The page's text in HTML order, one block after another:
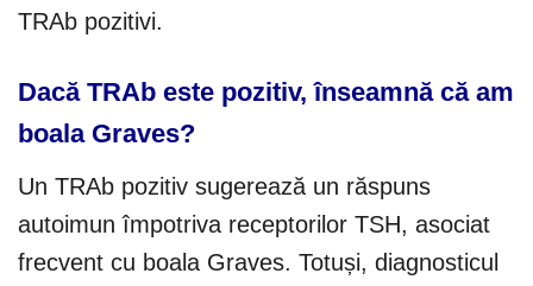
TRAb pozitivi.
Dacă TRAb este pozitiv, înseamnă că am
boala Graves?
Un TRAb pozitiv sugerează un răspuns
autoimun împotriva receptorilor TSH, asociat
frecvent cu boala Graves. Totuși, diagnosticul